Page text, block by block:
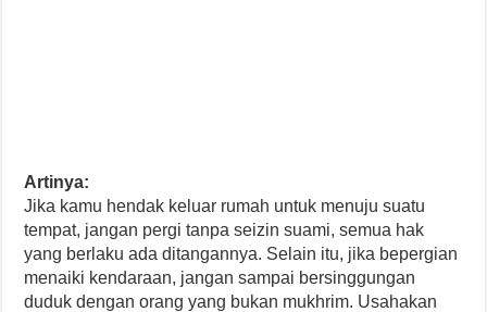
Artinya:
Jika kamu hendak keluar rumah untuk menuju suatu
tempat, jangan pergi tanpa seizin suami, semua hak
yang berlaku ada ditangannya. Selain itu, jika bepergian
menaiki kendaraan, jangan sampai bersinggungan
duduk dengan orang yang bukan mukhrim. Usahakan